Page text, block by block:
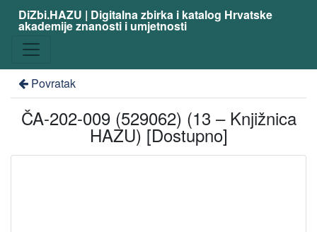
DiZbi.HAZU | Digitalna zbirka i katalog Hrvatske
akademije znanosti i umjetnosti
Povratak
ČA-202-009 (529062) (13 – Knjižnica
HAZU) [Dostupno]